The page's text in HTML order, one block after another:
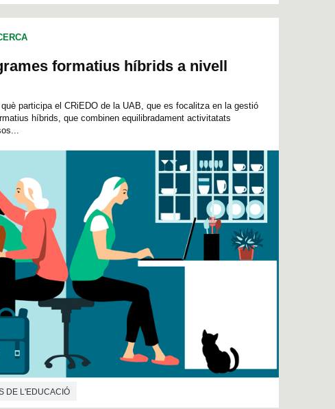
formatius híbrids a nivell
participa el CRiEDO de la UAB, que es focalitza en la gestió
híbrids, que combinen equilibradament activitatats
DE L'EDUCACIÓ